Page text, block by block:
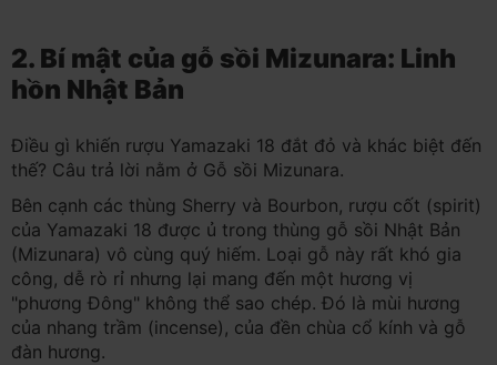
2. Bí mật của gỗ sồi Mizunara: Linh
hồn Nhật Bản
Điều gì khiến rượu Yamazaki 18 đắt đỏ và khác biệt đến
thế? Câu trả lời nằm ở Gỗ sồi Mizunara.
Bên cạnh các thùng Sherry và Bourbon, rượu cốt (spirit)
của Yamazaki 18 được ủ trong thùng gỗ sồi Nhật Bản
(Mizunara) vô cùng quý hiếm. Loại gỗ này rất khó gia
công, dễ rò rỉ nhưng lại mang đến một hương vị
"phương Đông" không thể sao chép. Đó là mùi hương
của nhang trầm (incense), của đền chùa cổ kính và gỗ
đàn hương.